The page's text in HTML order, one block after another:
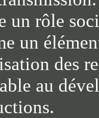
un rôle
un
des
au